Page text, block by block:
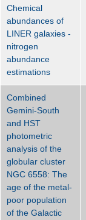
Chemical
abundances of
LINER galaxies -
nitrogen
abundance
estimations
Combined
Gemini-South
and HST
photometric
analysis of the
globular cluster
NGC 6558: The
age of the metal-
poor population
of the Galactic